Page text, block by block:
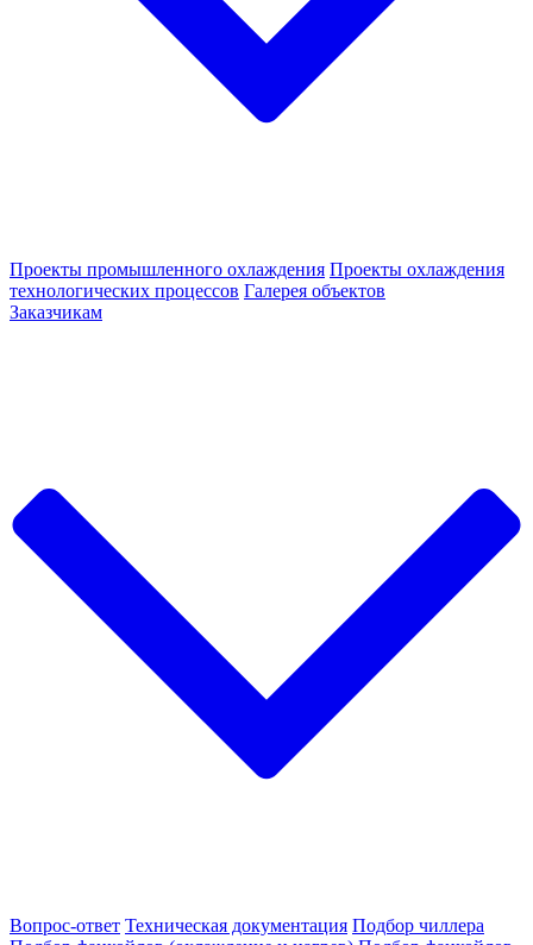
Проекты промышленного охлаждения Проекты охлаждения
технологических процессов Галерея объектов
Заказчикам
Вопрос-ответ Техническая документация Подбор чиллера